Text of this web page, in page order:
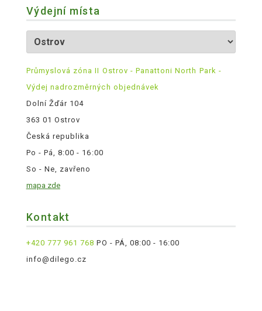
Výdejní místa
Průmyslová zóna II Ostrov - Panattoni North Park -
Výdej nadrozměrných objednávek
Dolní Žďár 104
363 01 Ostrov
Česká republika
Po - Pá, 8:00 - 16:00
So - Ne, zavřeno
mapa zde
Kontakt
+420 777 961 768 PO - PÁ, 08:00 - 16:00
info@dilego.cz